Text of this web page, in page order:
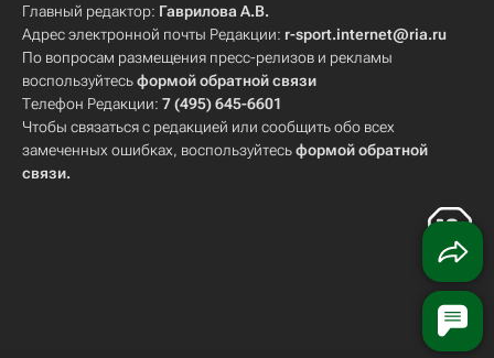
Главный редактор: Гаврилова А.В.
Адрес электронной почты Редакции: r-sport.internet@ria.ru
По вопросам размещения пресс-релизов и рекламы
воспользуйтесьформой обратной связи
Телефон Редакции: 7 (495) 645-6601
Чтобы связаться с редакцией или сообщить обо всех
замеченных ошибках, воспользуйтесьформой обратной
связи.